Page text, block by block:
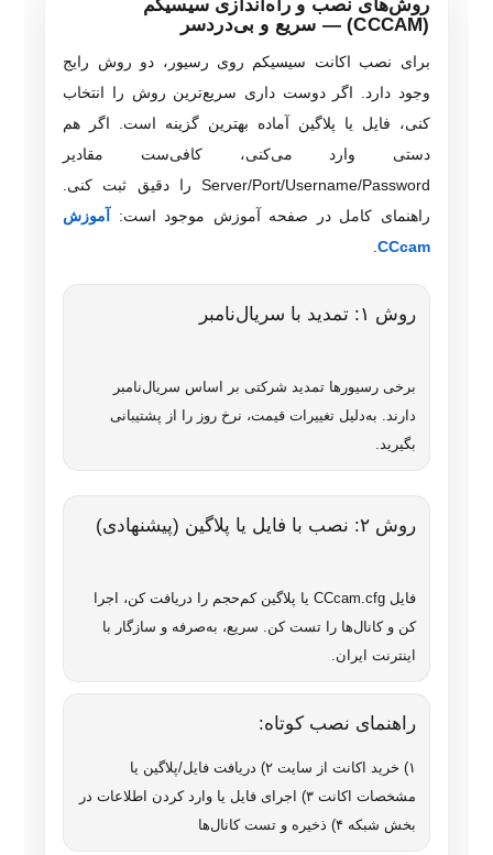
روش‌های نصب و راه‌اندازی سیسیکم
(CCCAM) — سریع و بی‌دردسر
برای نصب اکانت سیسیکم روی رسیور، دو روش رایج
وجود دارد. اگر دوست داری سریع‌ترین روش را انتخاب
کنی، فایل یا پلاگین آماده بهترین گزینه است. اگر هم
دستی وارد می‌کنی، کافی‌ست مقادیر
Server/Port/Username/Password را دقیق ثبت کنی.
راهنمای کامل در صفحه آموزش موجود است:
آموزش
CCcam
روش ۱: تمدید با سریال‌نامبر
برخی رسیورها تمدید شرکتی بر اساس سریال‌نامبر
دارند. به‌دلیل تغییرات قیمت، نرخ روز را از پشتیبانی
بگیرید.
روش ۲: نصب با فایل یا پلاگین (پیشنهادی)
فایل CCcam.cfg یا پلاگین کم‌حجم را دریافت کن، اجرا
کن و کانال‌ها را تست کن. سریع، به‌صرفه و سازگار با
اینترنت ایران.
راهنمای نصب کوتاه:
۱) خرید اکانت از سایت ۲) دریافت فایل/پلاگین یا
مشخصات اکانت ۳) اجرای فایل یا وارد کردن اطلاعات در
بخش شبکه ۴) ذخیره و تست کانال‌ها